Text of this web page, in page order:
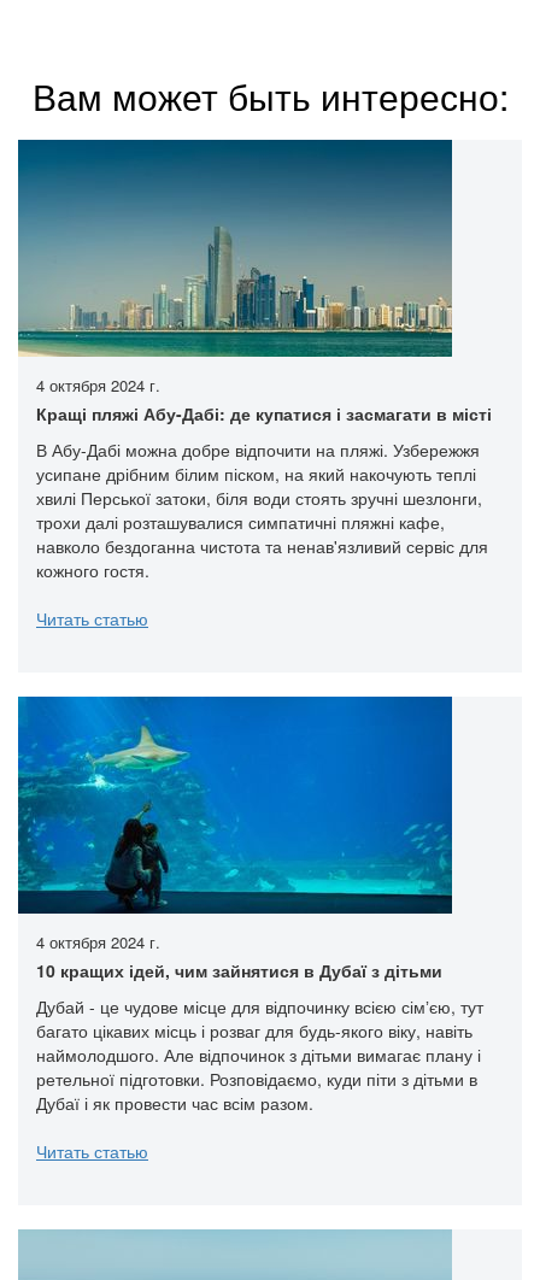
Вам может быть интересно:
4 октября 2024 г.
Кращі пляжі Абу-Дабі: де купатися і засмагати в місті
В Абу-Дабі можна добре відпочити на пляжі. Узбережжя
усипане дрібним білим піском, на який накочують теплі
хвилі Перської затоки, біля води стоять зручні шезлонги,
трохи далі розташувалися симпатичні пляжні кафе,
навколо бездоганна чистота та ненав'язливий сервіс для
кожного гостя.
Читать статью
4 октября 2024 г.
10 кращих ідей, чим зайнятися в Дубаї з дітьми
Дубай - це чудове місце для відпочинку всією сімʼєю, тут
багато цікавих місць і розваг для будь-якого віку, навіть
наймолодшого. Але відпочинок з дітьми вимагає плану і
ретельної підготовки. Розповідаємо, куди піти з дітьми в
Дубаї і як провести час всім разом.
Читать статью